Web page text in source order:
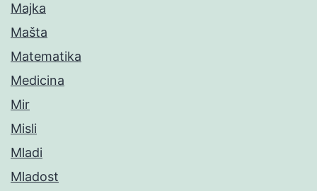
Majka
Mašta
Matematika
Medicina
Mir
Misli
Mladi
Mladost